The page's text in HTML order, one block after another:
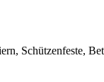
Schützenfeste,